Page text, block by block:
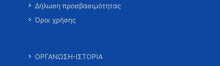
Δήλωση προσβασιμότητας
Όροι χρήσης
ΟΡΓΑΝΩΣΗ-ΙΣΤΟΡΙΑ